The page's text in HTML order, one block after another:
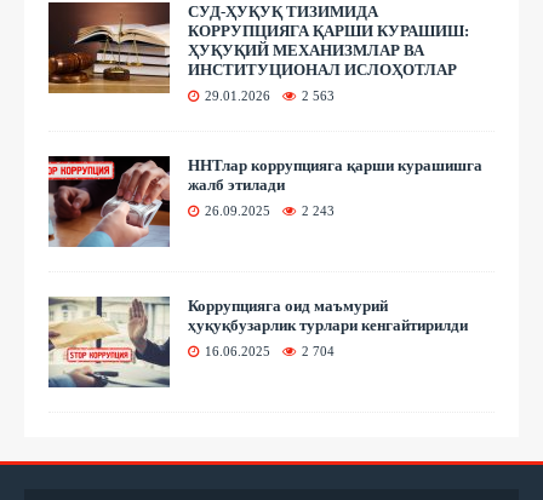
СУД-ҲУҚУҚ ТИЗИМИДА
КОРРУПЦИЯГА ҚАРШИ КУРАШИШ:
ҲУҚУҚИЙ МЕХАНИЗМЛАР ВА
ИНСТИТУЦИОНАЛ ИСЛОҲОТЛАР
29.01.2026 2 563
ННТлар коррупцияга қарши курашишга
жалб этилади
26.09.2025 2 243
Коррупцияга оид маъмурий
ҳуқуқбузарлик турлари кенгайтирилди
16.06.2025 2 704